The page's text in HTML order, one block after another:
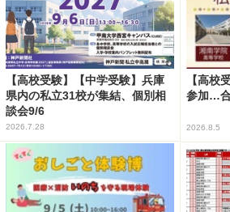
【高校受験】【中学受験】兵庫
県内の私立31校が集結、個別相
談会9/6
2026.7.28
【高校
参加…
2026.8.5